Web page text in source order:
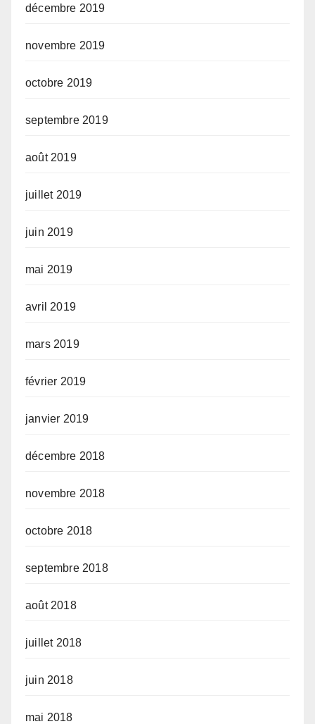
décembre 2019
novembre 2019
octobre 2019
septembre 2019
août 2019
juillet 2019
juin 2019
mai 2019
avril 2019
mars 2019
février 2019
janvier 2019
décembre 2018
novembre 2018
octobre 2018
septembre 2018
août 2018
juillet 2018
juin 2018
mai 2018